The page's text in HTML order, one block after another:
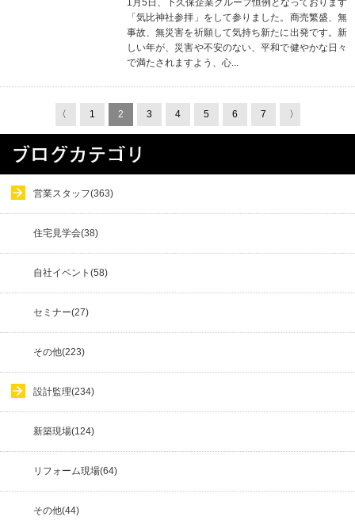
1月5日、下久保企業グループ恒例となっております
「気比神社参拝」をして参りました。商売繁盛、無
事故、無災害を祈願して気持ち新たに出発です。新
しい年が、災害や不安のない、平和で健やかな日々
で満たされますよう、心...
〈 1 2 3 4 5 6 7 〉
営業スタッフ(363)
住宅見学会(38)
自社イベント(58)
セミナー(27)
その他(223)
設計監理(234)
新築現場(124)
リフォーム現場(64)
その他(44)